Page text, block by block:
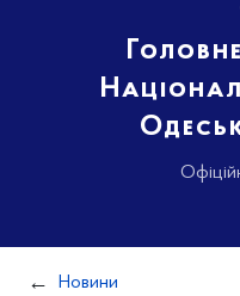
Новини